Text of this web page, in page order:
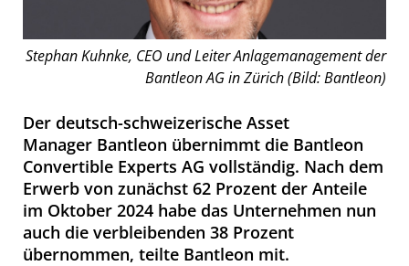
Stephan Kuhnke, CEO und Leiter Anlagemanagement der
Bantleon AG in Zürich (Bild: Bantleon)
Der deutsch-schweizerische Asset
Manager Bantleon übernimmt die Bantleon
Convertible Experts AG vollständig. Nach dem
Erwerb von zunächst 62 Prozent der Anteile
im Oktober 2024 habe das Unternehmen nun
auch die verbleibenden 38 Prozent
übernommen, teilte Bantleon mit.